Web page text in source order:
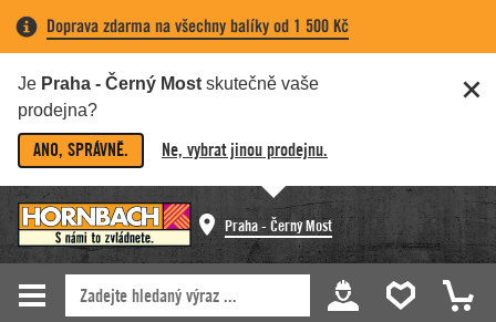
Doprava zdarma na všechny balíky od 1 500 Kč
Je Praha - Černý Most skutečně vaše
prodejna?
ANO, SPRÁVNĚ. Ne, vybrat jinou prodejnu.
Praha - Černý Most